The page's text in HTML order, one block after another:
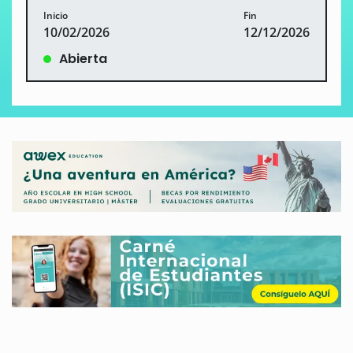
Inicio
10/02/2026
Fin
12/12/2026
Abierta